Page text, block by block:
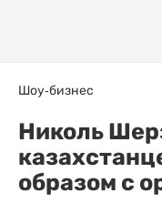
Шоу-бизнес
Николь
образом с